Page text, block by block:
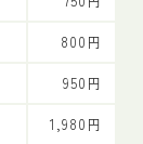
800円
950円
1,980円